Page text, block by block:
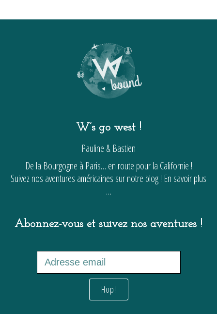
W’s go west !
Pauline & Bastien
De la Bourgogne à Paris… en route pour la Californie !
Suivez nos aventures américaines sur notre blog ! En savoir plus
…
Abonnez-vous et suivez nos aventures !